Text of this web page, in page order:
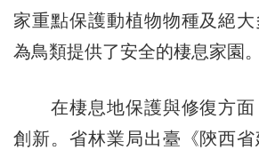
家重點保護動植物物種及絕大
為鳥類提供了安全的棲息家園。
在棲息地保護與修復方面
創新。省林業局出臺《陝西